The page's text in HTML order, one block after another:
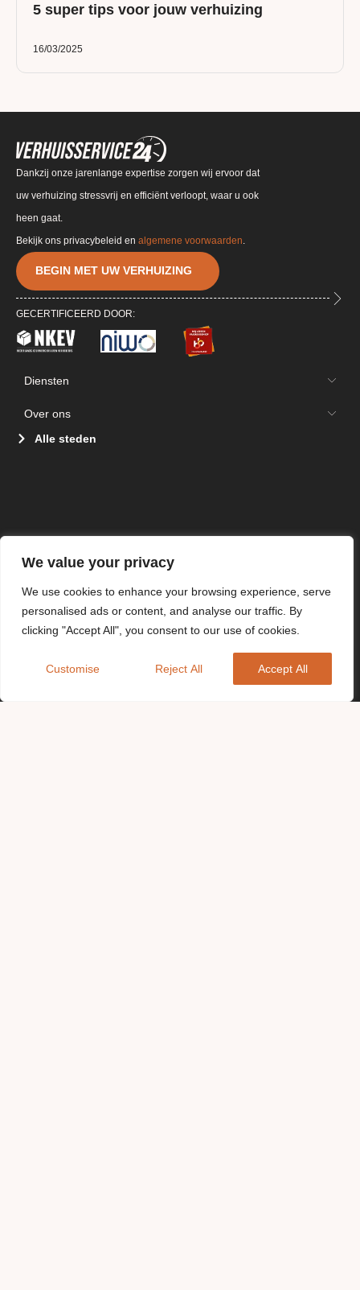
We value your privacy
We use cookies to enhance your browsing experience, serve
personalised ads or content, and analyse our traffic. By
clicking "Accept All", you consent to our use of cookies.
Customise Reject All Accept All
5 super tips voor jouw verhuizing
16/03/2025
Dankzij onze jarenlange expertise zorgen wij ervoor dat
uw verhuizing stressvrij en efficiënt verloopt, waar u ook
heen gaat.
BEGIN MET UW VERHUIZING
GECERTIFICEERD DOOR:
Diensten
Over ons
Alle steden
Bekijk ons privacybeleid en algemene voorwaarden